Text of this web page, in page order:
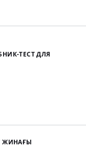
ТЕСТ ДЛЯ
ЖИНАҒЫ